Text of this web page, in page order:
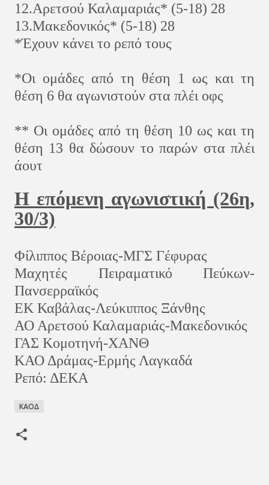
12.Αρετσού Καλαμαριάς* (5-18) 28
13.Μακεδονικός* (5-18) 28
*Έχουν κάνει το ρεπό τους
*Οι ομάδες από τη θέση 1 ως και τη
θέση 6 θα αγωνιστούν στα πλέι οφς
** Οι ομάδες από τη θέση 10 ως και τη
θέση 13 θα δώσουν το παρών στα πλέι
άουτ
Η επόμενη αγωνιστική (26η,
30/3)
Φίλιππος Βέροιας-ΜΓΣ Γέφυρας
Μαχητές Πειραματικό Πεύκων-
Πανσερραϊκός
ΕΚ Καβάλας-Λεύκιππος Ξάνθης
ΑΟ Αρετσού Καλαμαριάς-Μακεδονικός
ΓΑΣ Κομοτηνή-ΧΑΝΘ
ΚΑΟ Δράμας-Ερμής Λαγκαδά
Ρεπό: ΔΕΚΑ
ΚΑΟΔ